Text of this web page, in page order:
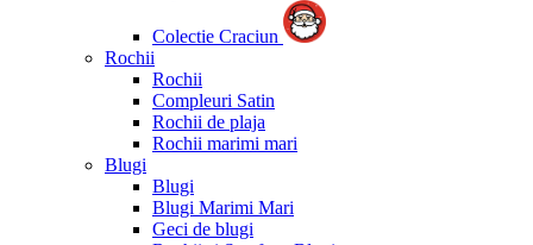
Colectie Craciun
Rochii
Rochii
Compleuri Satin
Rochii de plaja
Rochii marimi mari
Blugi
Blugi
Blugi Marimi Mari
Geci de blugi